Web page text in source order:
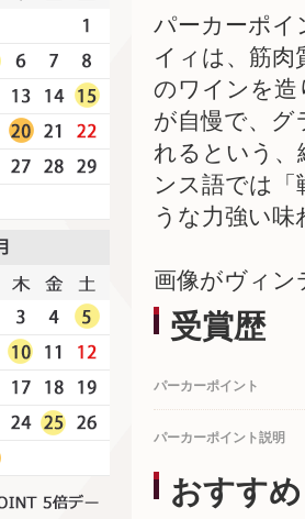
パーカーポイ
イィは、筋
のワインを造
が自慢で、グ
れるという、
ンス語では「
うな力強い
画像がヴィン
受賞歴
パーカーポイント
パーカーポイント説明
おすすめ